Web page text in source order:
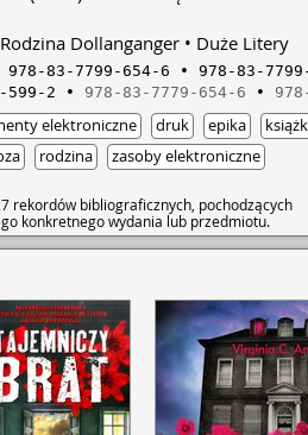
Rodzina Dollanganger Duże Litery
978-83-7799-654-6 978-83-
599-2 978-83-7779-654-6
elektroniczne druk epika
rodzina zasoby elektroniczne
rekordów bibliograficznych, pochodzących
konkretnego wydania lub przedmiotu.